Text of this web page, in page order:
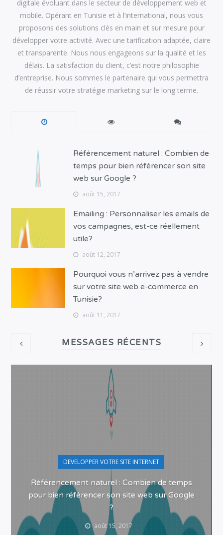
digitale évoluant dans le secteur de développement web et
mobile. Opérant en Tunisie et à l’international, nous vous
proposons des solutions clés en main et sur mesure pour
développer votre activité. Avec une tarification adaptée, claire
et transparente. Nous nous engageons sur la qualité et les
délais. La satisfaction du client, c’est notre philosophie
d’entreprise. Nous sommes le partenaire qui vous permettra
de réussir votre stratégie marketing sur le long terme.
Référencement naturel : Combien de
temps pour bien référencer son site
web sur Google ?
août 15, 2017
Emailing : Personnaliser les emails de
vos campagnes, est-ce réellement
utile?
août 12, 2017
Pourquoi vous n’arrivez pas à vendre
sur votre site web e-commerce en
Tunisie?
août 11, 2017
MESSAGES RÉCENTS
DEVELOPPER VOTRE SITE INTERNET
Référencement naturel : Combien de temps
pour bien référencer son site web sur Google
?
août 15, 2017